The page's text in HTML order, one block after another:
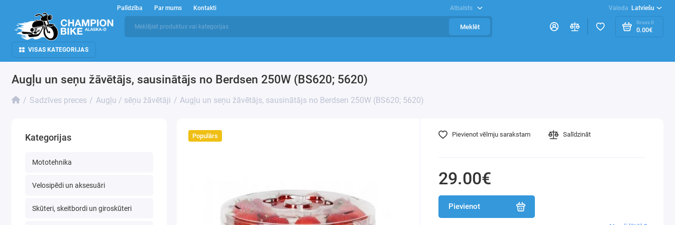
Palīdzība Par mums Kontakti Atbalsts Valoda Latviešu
Meklēt
Grozs0
0.00€
VISAS KATEGORIJAS
Augļu un seņu žāvētājs, sausinātājs no Berdsen 250W (BS620; 5620)
Sadzīves preces Augļu / sēņu žāvētāji Augļu un seņu žāvētājs, sausinātājs no Berdsen 250W (BS620; 5620)
Kategorijas
Mototehnika
Velosipēdi un aksesuāri
Skūteri, skeitbordi un giroskūteri
Populārs
29.00€
Pievienot
Pievienot vēlmju sarakstam Salīdzināt